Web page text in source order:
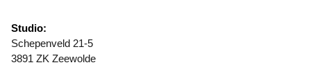
Studio:
Schepenveld 21-5
3891 ZK Zeewolde